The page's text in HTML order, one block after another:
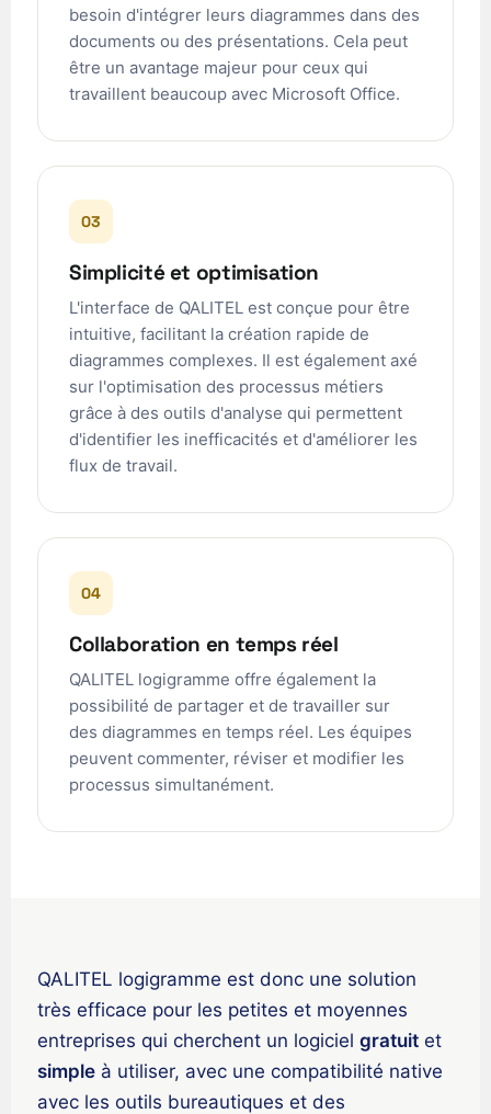
besoin d'intégrer leurs diagrammes dans des
documents ou des présentations. Cela peut
être un avantage majeur pour ceux qui
travaillent beaucoup avec Microsoft Office.
03
Simplicité et optimisation
L'interface de QALITEL est conçue pour être
intuitive, facilitant la création rapide de
diagrammes complexes. Il est également axé
sur l'optimisation des processus métiers
grâce à des outils d'analyse qui permettent
d'identifier les inefficacités et d'améliorer les
flux de travail.
04
Collaboration en temps réel
QALITEL logigramme offre également la
possibilité de partager et de travailler sur
des diagrammes en temps réel. Les équipes
peuvent commenter, réviser et modifier les
processus simultanément.
QALITEL logigramme est donc une solution
très efficace pour les petites et moyennes
entreprises qui cherchent un logiciel gratuit et
simple à utiliser, avec une compatibilité native
avec les outils bureautiques et des
Português do Brasil
Español de México
Español de Colombia
العربية (السعودية)
العربية (الإمارات)
ʻŌlelo Hawaiʻi